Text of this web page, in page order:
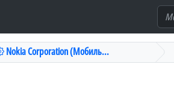
Nokia Corporation (Мобиль...